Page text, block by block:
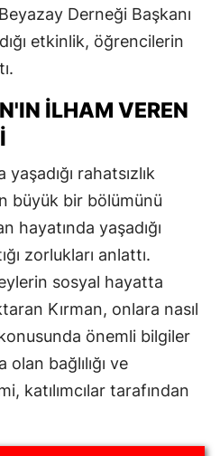
Derneği Başkanı
etkinlik, öğrencilerin
İLHAM VEREN
rahatsızlık
büyük bir bölümünü
hayatında yaşadığı
zorlukları anlattı.
sosyal hayatta
Kırman, onlara nasıl
önemli bilgiler
bağlılığı ve
katılımcılar tarafından